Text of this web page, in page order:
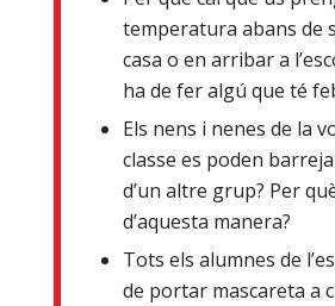
temperatura abans de
casa o en arribar a
ha de fer algú que té
Els nens i nenes de la
classe es poden
d’un altre grup? Per
d’aquesta manera?
Tots els alumnes de
de portar mascareta a